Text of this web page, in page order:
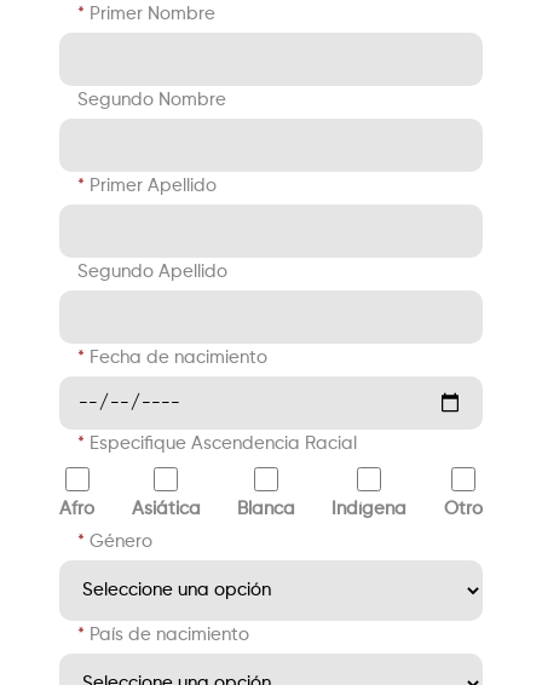
Primer Nombre
Segundo Nombre
Primer Apellido
Segundo Apellido
Fecha de nacimiento
Especifique Ascendencia Racial
Afro Asiática Blanca Indígena Otro
Género
País de nacimiento